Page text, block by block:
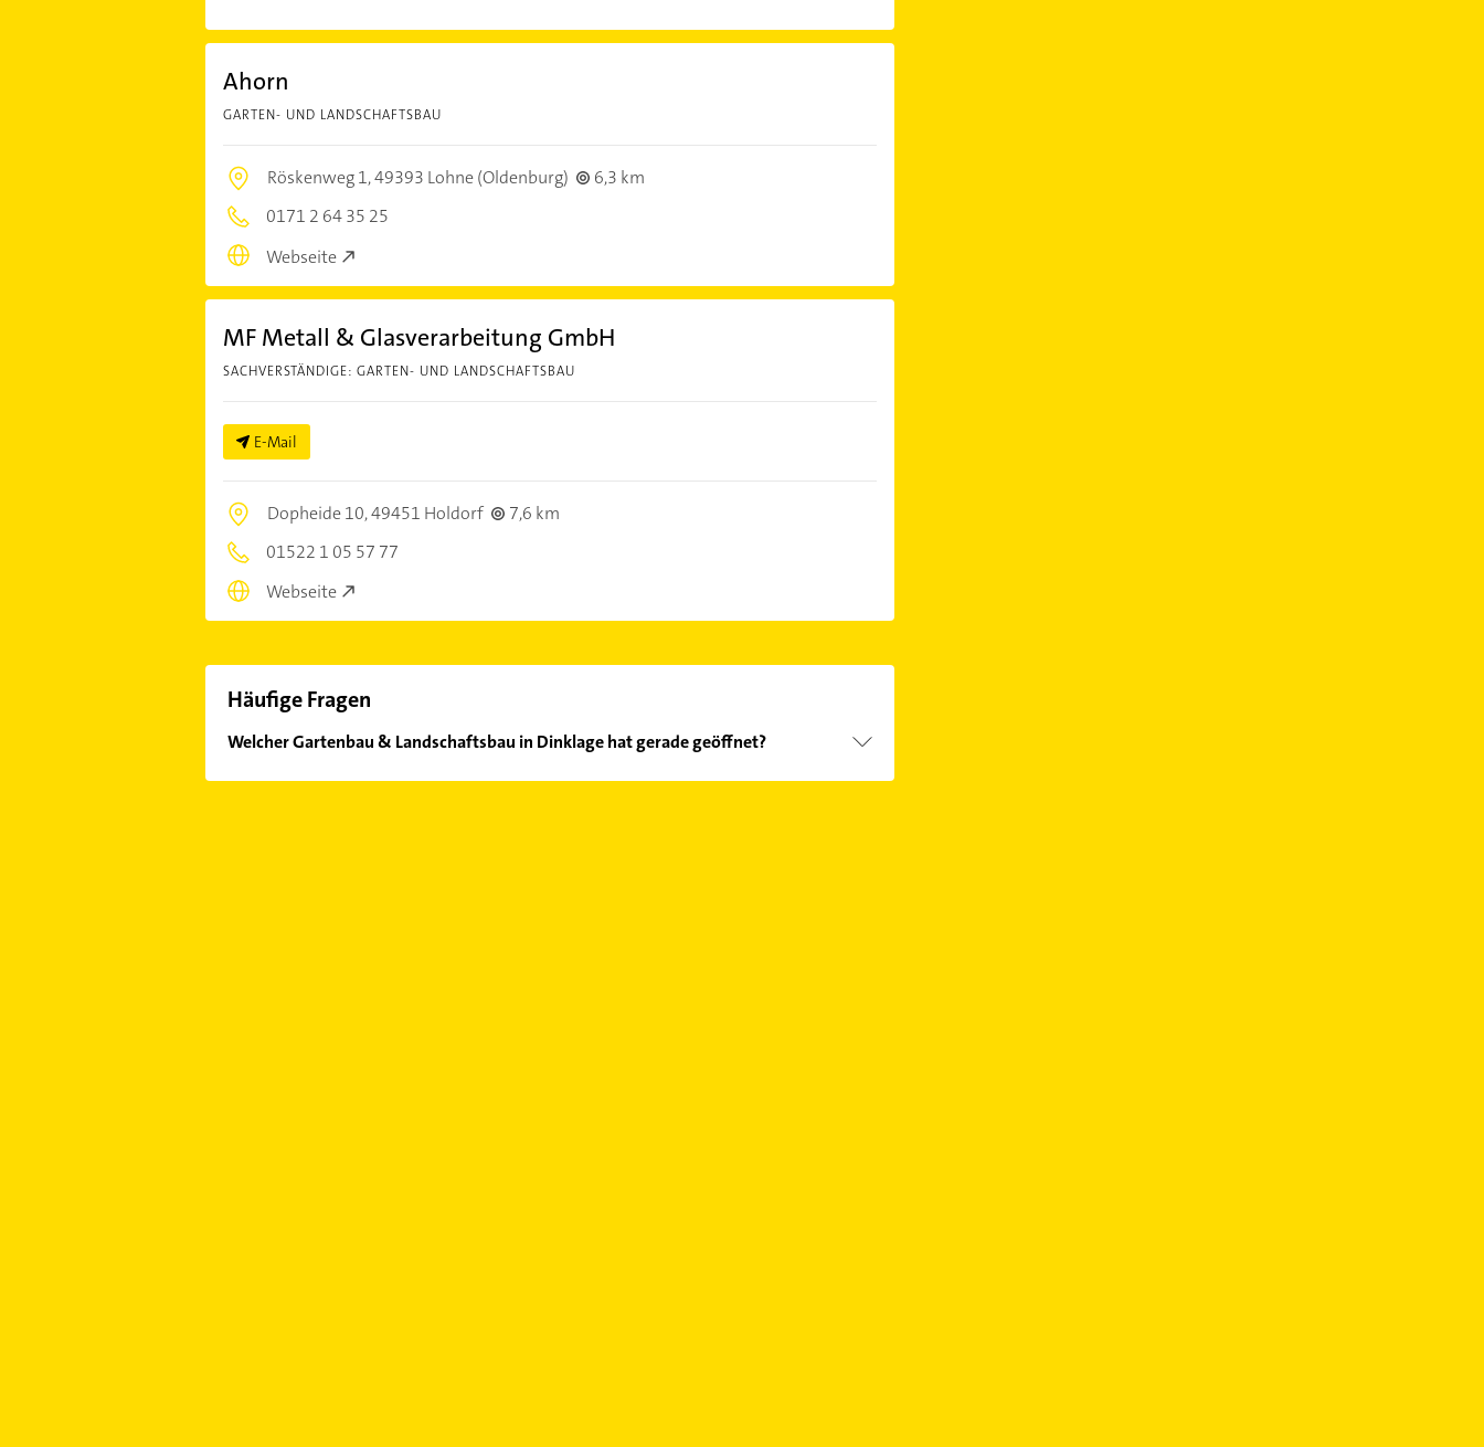
Ahorn
GARTEN- UND LANDSCHAFTSBAU
Röskenweg 1,49393 Lohne (Oldenburg)
6,3 km
0171 2 64 35 25
Webseite
MF Metall & Glasverarbeitung GmbH
SACHVERSTÄNDIGE: GARTEN- UND LANDSCHAFTSBAU
E-Mail
Dopheide 10,49451 Holdorf
7,6 km
01522 1 05 57 77
Webseite
Häufige Fragen
Welcher Gartenbau & Landschaftsbau in Dinklage hat gerade geöffnet?
Im Anbieter-Bereich finden Sie alleÖffnungszeiten. Bitte beachten Sie, dass diese an